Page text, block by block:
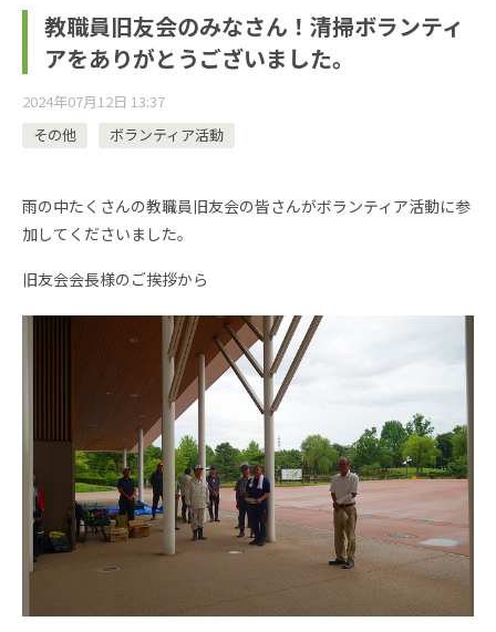
教職員旧友会のみなさん！清掃ボランティ
アをありがとうございました。
2024年07月12日 13:37
その他
ボランティア活動
雨の中たくさんの教職員旧友会の皆さんがボランティア活動に参
加してくださいました。
旧友会会長様のご挨拶から